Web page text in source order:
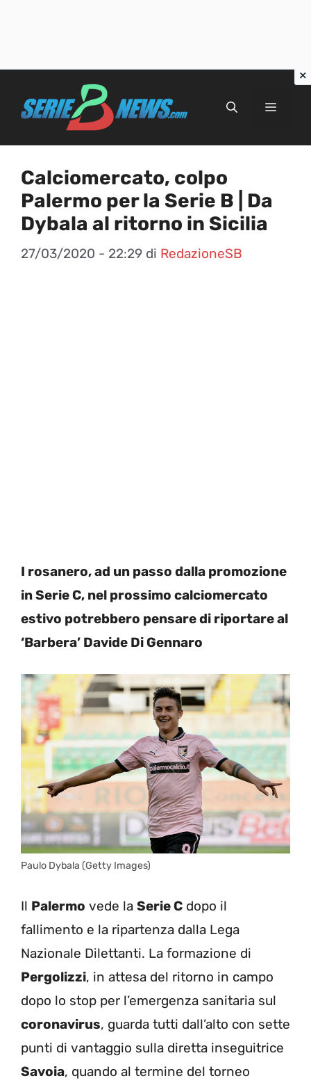
Menu
Calciomercato, colpo
Palermo per la Serie B | Da
Dybala al ritorno in Sicilia
27/03/2020 - 22:29 di RedazioneSB
I rosanero, ad un passo dalla promozione
in Serie C, nel prossimo calciomercato
estivo potrebbero pensare di riportare al
‘Barbera’ Davide Di Gennaro
Paulo Dybala (Getty Images)
Il Palermo vede la Serie C dopo il
fallimento e la ripartenza dalla Lega
Nazionale Dilettanti. La formazione di
Pergolizzi, in attesa del ritorno in campo
dopo lo stop per l’emergenza sanitaria sul
coronavirus, guarda tutti dall’alto con sette
punti di vantaggio sulla diretta inseguitrice
Savoia, quando al termine del torneo